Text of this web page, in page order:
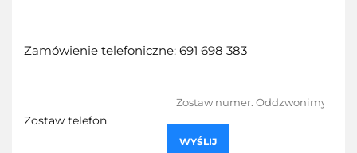
Zamówienie telefoniczne: 691 698 383
Zostaw telefon
WYŚLIJ